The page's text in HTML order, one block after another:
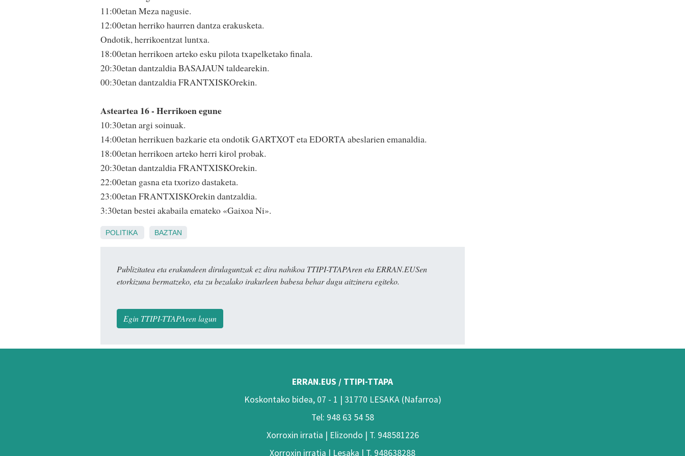
11:00etan Meza nagusie.
12:00etan herriko haurren dantza erakusketa.
Ondotik, herrikoentzat luntxa.
18:00etan herrikoen arteko esku pilota txapelketako finala.
20:30etan dantzaldia BASAJAUN taldearekin.
00:30etan dantzaldia FRANTXISKOrekin.
Asteartea 16 - Herrikoen egune
10:30etan argi soinuak.
14:00etan herrikuen bazkarie eta ondotik GARTXOT eta EDORTA abeslarien emanaldia.
18:00etan herrikoen arteko herri kirol probak.
20:30etan dantzaldia FRANTXISKOrekin.
22:00etan gasna eta txorizo dastaketa.
23:00etan FRANTXISKOrekin dantzaldia.
3:30etan bestei akabaila emateko «Gaixoa Ni».
POLITIKA BAZTAN
Publizitatea eta erakundeen dirulaguntzak ez dira nahikoa TTIPI-TTAPAren eta ERRAN.EUSen
etorkizuna bermatzeko, eta zu bezalako irakurleen babesa behar dugu aitzinera egiteko.
Egin TTIPI-TTAPAren lagun
ERRAN.EUS / TTIPI-TTAPA
Koskontako bidea, 07 - 1 | 31770 LESAKA (Nafarroa)
Tel: 948 63 54 58
Xorroxin irratia | Elizondo | T. 948581226
Xorroxin irratia | Lesaka | T. 948638288